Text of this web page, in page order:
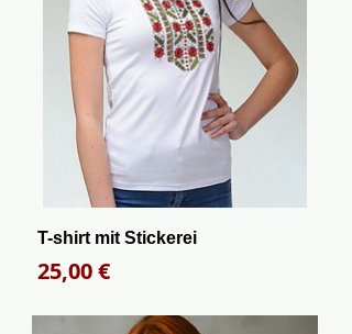
T-shirt mit Stickerei
Preis
25,00 €